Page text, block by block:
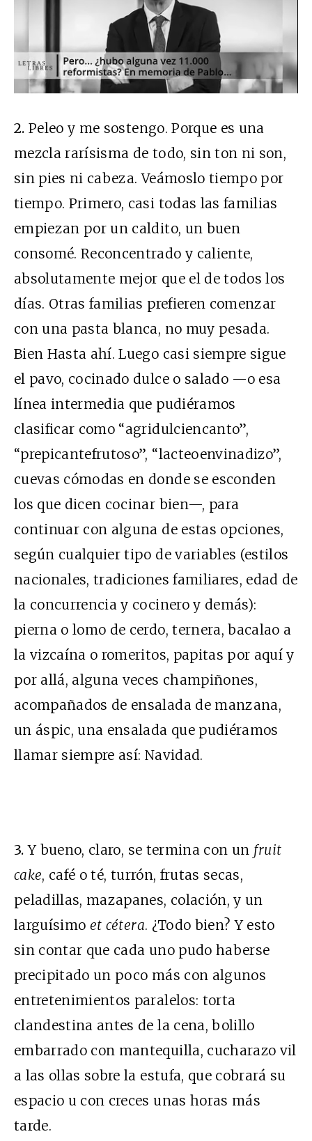
2.Peleo y me sostengo. Porque es una
mezcla rarísisma de todo, sin ton ni son,
sin pies ni cabeza. Veámoslo tiempo por
tiempo. Primero, casi todas las familias
empiezan por un caldito, un buen
consomé. Reconcentrado y caliente,
absolutamente mejor que el de todos los
días. Otras familias prefieren comenzar
con una pasta blanca, no muy pesada.
Bien Hasta ahí. Luego casi siempre sigue
el pavo, cocinado dulce o salado —o esa
línea intermedia que pudiéramos
clasificar como “agridulciencanto”,
“prepicantefrutoso”, “lacteoenvinadizo”,
cuevas cómodas en donde se esconden
los que dicen cocinar bien—, para
continuar con alguna de estas opciones,
según cualquier tipo de variables (estilos
nacionales, tradiciones familiares, edad de
la concurrencia y cocinero y demás):
pierna o lomo de cerdo, ternera, bacalao a
la vizcaína o romeritos, papitas por aquí y
por allá, alguna veces champiñones,
acompañados de ensalada de manzana,
un áspic, una ensalada que pudiéramos
llamar siempre así: Navidad.
3.Y bueno, claro, se termina con un fruit
cake, café o té, turrón, frutas secas,
peladillas, mazapanes, colación, y un
larguísimo et cétera. ¿Todo bien? Y esto
sin contar que cada uno pudo haberse
precipitado un poco más con algunos
entretenimientos paralelos: torta
clandestina antes de la cena, bolillo
embarrado con mantequilla, cucharazo vil
a las ollas sobre la estufa, que cobrará su
espacio u con creces unas horas más
tarde.